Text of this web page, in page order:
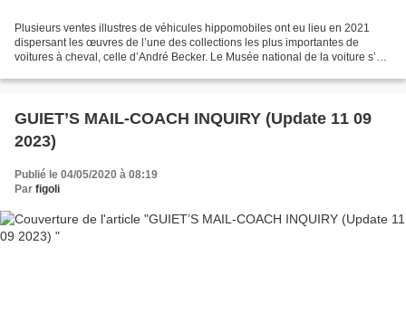
Plusieurs ventes illustres de véhicules hippomobiles ont eu lieu en 2021
dispersant les œuvres de l’une des collections les plus importantes de
voitures à cheval, celle d’André Becker. Le Musée national de la voiture s’est
GUIET’S MAIL-COACH INQUIRY (Update 11 09
2023)
Publié le 04/05/2020 à 08:19
Par figoli